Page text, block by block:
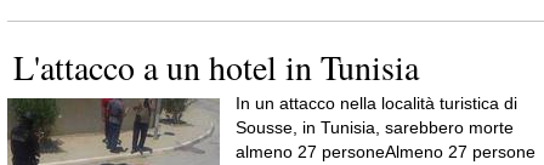
L'attacco a un hotel in Tunisia
In un attacco nella località turistica di
Sousse, in Tunisia, sarebbero morte
almeno 27 personeAlmeno 27 persone